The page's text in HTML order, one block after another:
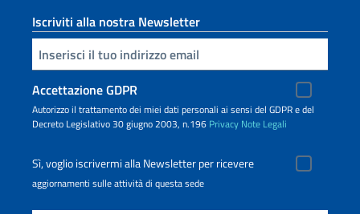
Iscriviti alla nostra Newsletter
Inserisci la tua email
Accettazione GDPR
Autorizzo il trattamento dei miei dati personali ai sensi del GDPR e del
Decreto Legislativo 30 giugno 2003, n.196 Privacy Note Legali
Sì, voglio iscrivermi alla Newsletter per ricevere
aggiornamenti sulle attività di questa sede